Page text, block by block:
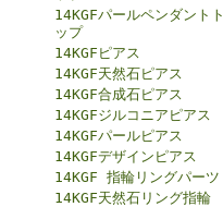
14KGFパールペンダントト
ップ
14KGFピアス
14KGF天然石ピアス
14KGF合成石ピアス
14KGFジルコニアピアス
14KGFパールピアス
14KGFデザインピアス
14KGF 指輪リングパーツ
14KGF天然石リング指輪